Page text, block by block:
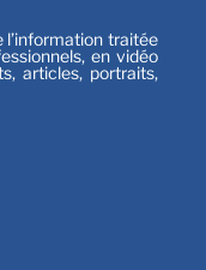
l’information traitée
en vidéo
articles, portraits,